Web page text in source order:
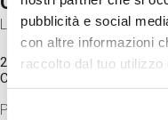
pubblicità e social
con altre informazioni
raccolto dal tuo utilizzo
Selezione
Laboratorio
20 Set 2026 / 11:15 - 13:00
Costo
Proveremo a costruire un